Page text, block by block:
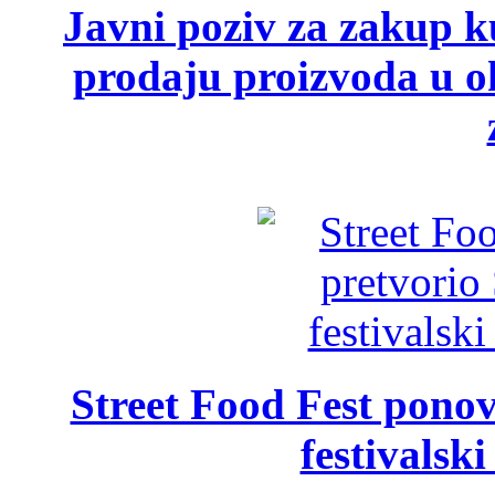
Javni poziv za zakup
prodaju proizvoda u
Street Food Fest